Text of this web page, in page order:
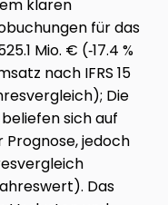
klaren
für das
Mio. € (‑17.4 %
nach IFRS 15
Die
sich auf
Prognose, jedoch
Das